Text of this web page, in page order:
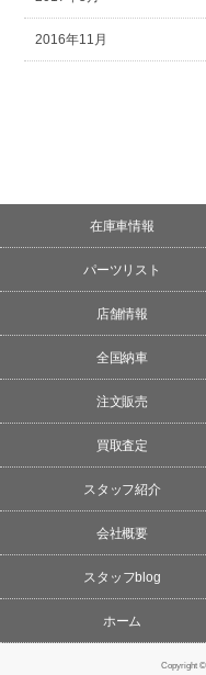
2016年11月
在庫車情報
パーツリスト
店舗情報
全国納車
注文販売
買取査定
スタッフ紹介
会社概要
スタッフblog
ホーム
Copyright